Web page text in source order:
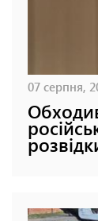
07 серпня,